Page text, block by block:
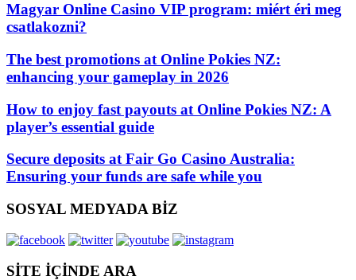
Magyar Online Casino VIP program: miért éri meg
csatlakozni?
The best promotions at Online Pokies NZ:
enhancing your gameplay in 2026
How to enjoy fast payouts at Online Pokies NZ: A
player’s essential guide
Secure deposits at Fair Go Casino Australia:
Ensuring your funds are safe while you
SOSYAL MEDYADA BİZ
SİTE İÇİNDE ARA